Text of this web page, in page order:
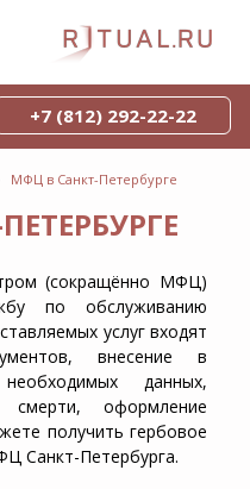
МФЦ в Санкт-Петербурге
(сокращённо МФЦ)
по обслуживанию
услуг входят
внесение в
данных,
смерти, оформление
получить гербовое
Санкт-Петербурга.
+7 (812) 292-22-22